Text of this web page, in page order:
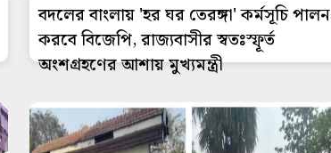
বদলের বাংলায় 'হর ঘর তেরঙ্গা' কর্মসূচি পালন
করবে বিজেপি, রাজ্যবাসীর স্বতঃস্ফূর্ত
অংশগ্রহণের আশায় মুখ্যমন্ত্রী